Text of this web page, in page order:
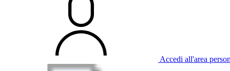
Accedi all'area